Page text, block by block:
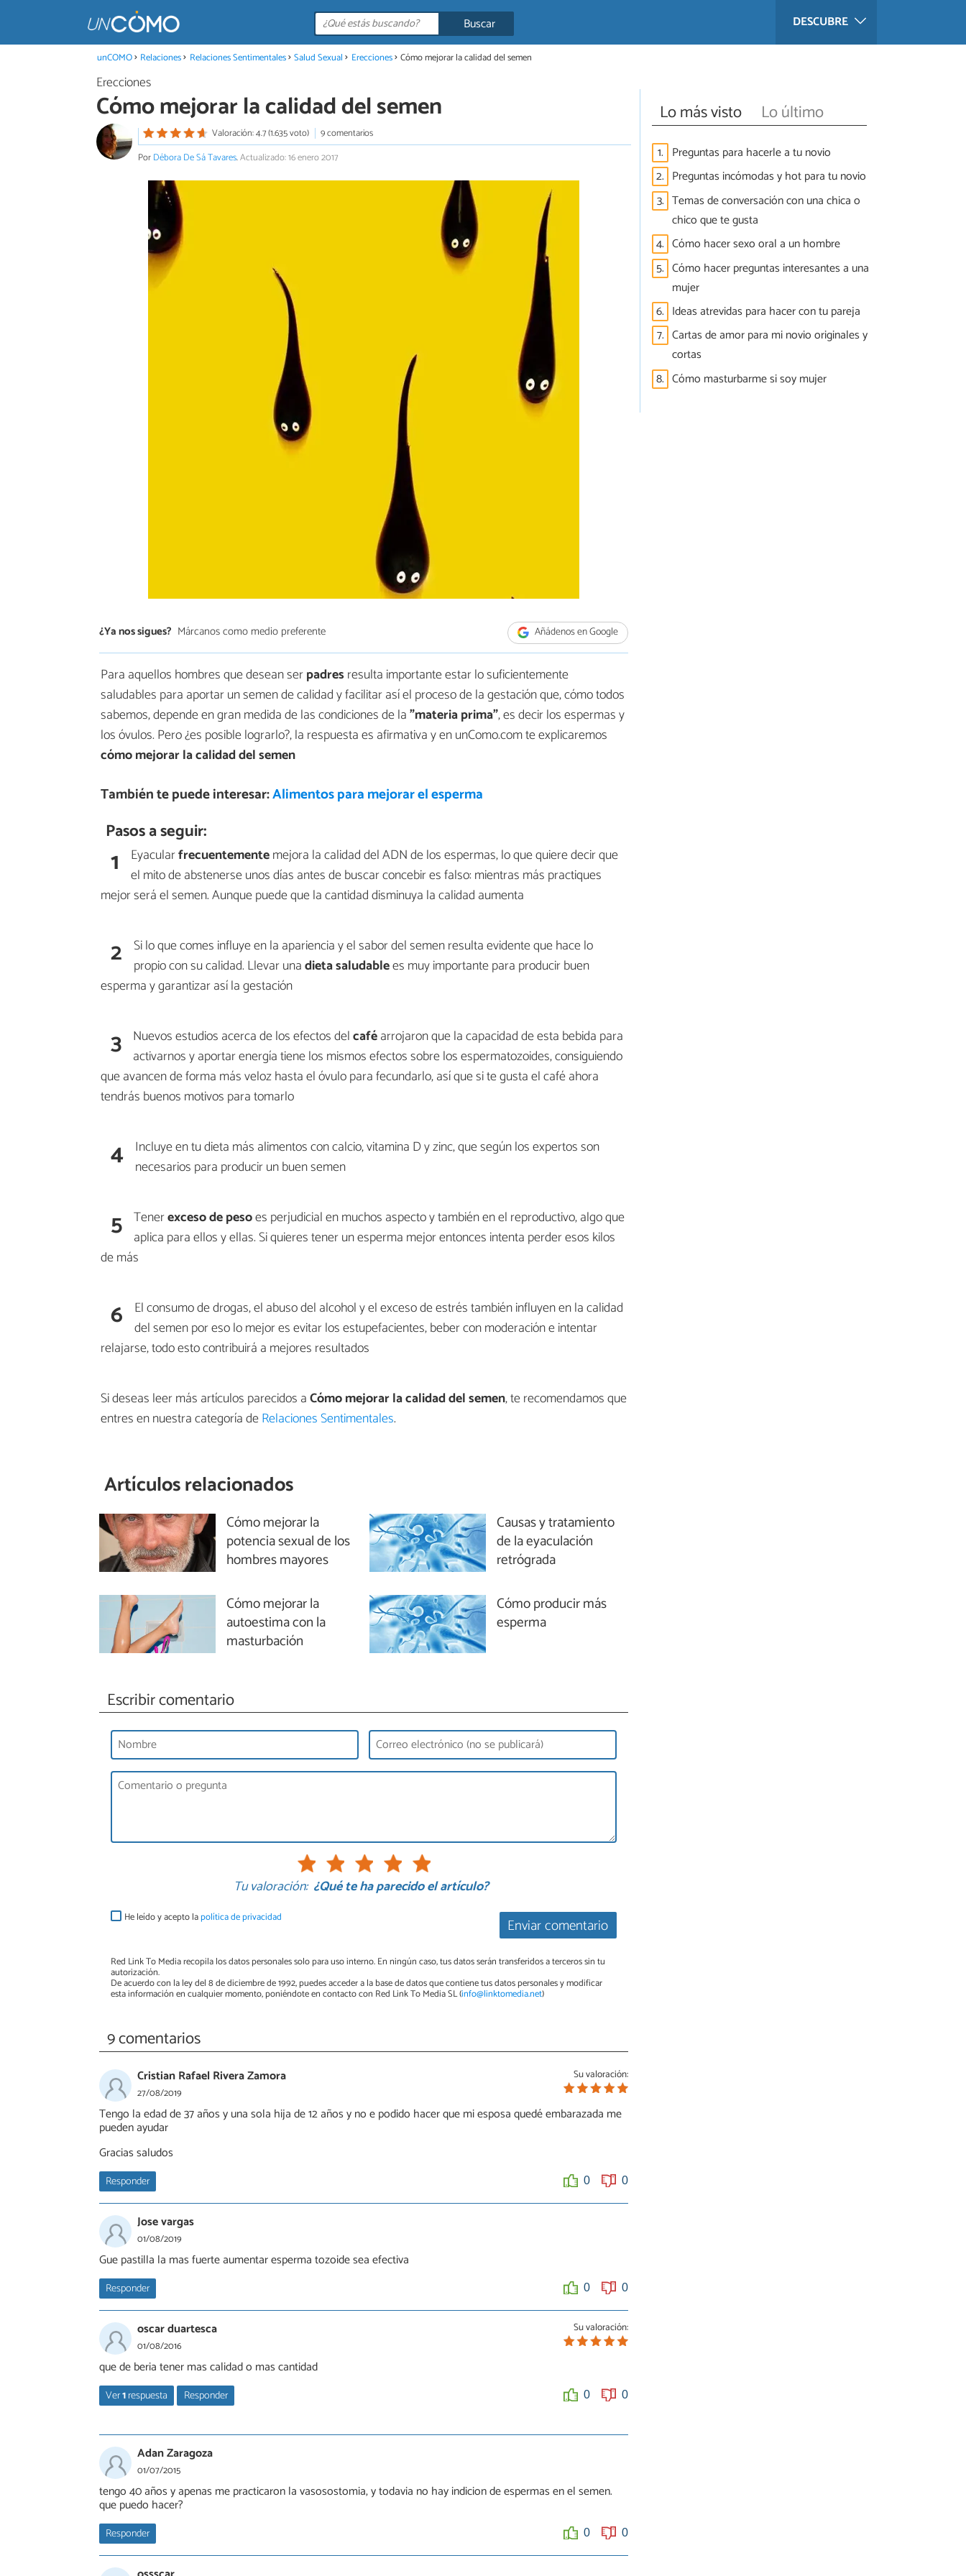
DESCUBRE
Buscar
unCOMO Relaciones Relaciones Sentimentales Salud Sexual Erecciones Cómo mejorar la calidad del semen
Erecciones
Cómo mejorar la calidad del semen
Valoración: 4.7 (1.635 voto)
9 comentarios
PorDébora De Sá Tavares.Actualizado: 16 enero 2017
¿Ya nos sigues? Márcanos como medio preferente Añádenos en Google
Para aquellos hombres que desean serpadres resulta importante estar lo suficientemente
saludables para aportar un semen de calidad y facilitar así el proceso de la gestación que, cómo todos
sabemos, depende en gran medida de las condiciones de la"materia prima", es decir los espermas y
los óvulos. Pero ¿es posible lograrlo?, la respuesta es afirmativa y en unComo.com te explicaremos
cómo mejorar la calidad del semen
También te puede interesar:Alimentos para mejorar el esperma
Pasos a seguir:
1 Eyacularfrecuentementemejora la calidad del ADN de los espermas, lo que quiere decir que
el mito de abstenerse unos días antes de buscar concebir es falso: mientras más practiques
mejor será el semen. Aunque puede que la cantidad disminuya la calidad aumenta
2 Si lo que comes influye en la apariencia y el sabor del semen resulta evidente que hace lo
propio con su calidad. Llevar unadieta saludablees muy importante para producir buen
esperma y garantizar así la gestación
3 Nuevos estudios acerca de los efectos delcaféarrojaron que la capacidad de esta bebida para
activarnos y aportar energía tiene los mismos efectos sobre los espermatozoides, consiguiendo
que avancen de forma más veloz hasta el óvulo para fecundarlo, así que si te gusta el café ahora
tendrás buenos motivos para tomarlo
4 Incluye en tu dieta más alimentos con calcio, vitamina D y zinc, que según los expertos son
necesarios para producir un buen semen
5 Tenerexceso de pesoes perjudicial en muchos aspecto y también en el reproductivo, algo que
aplica para ellos y ellas. Si quieres tener un esperma mejor entonces intenta perder esos kilos
de más
6 El consumo de drogas, el abuso del alcohol y el exceso de estrés también influyen en la calidad
del semen por eso lo mejor es evitar los estupefacientes, beber con moderación e intentar
relajarse, todo esto contribuirá a mejores resultados
Si deseas leer más artículos parecidos aCómo mejorar la calidad del semen, te recomendamos que
entres en nuestra categoría deRelaciones Sentimentales.
Lo más visto Lo último
1. Preguntas para hacerle a tu novio
2. Preguntas incómodas y hot para tu novio
3. Temas de conversación con una chica o
chico que te gusta
4. Cómo hacer sexo oral a un hombre
5. Cómo hacer preguntas interesantes a una
mujer
6. Ideas atrevidas para hacer con tu pareja
7. Cartas de amor para mi novio originales y
cortas
8. Cómo masturbarme si soy mujer
Artículos relacionados
Cómo mejorar la
potencia sexual de los
hombres mayores
Causas y tratamiento
de la eyaculación
retrógrada
Cómo mejorar la
autoestima con la
masturbación
Cómo producir más
esperma
Escribir comentario
Tu valoración: ¿Qué te ha parecido el artículo?
Enviar comentario
He leído y acepto lapolítica de privacidad
Red Link To Media recopila los datos personales solo para uso interno. En ningún caso, tus datos serán transferidos a terceros sin tu
autorización.
De acuerdo con la ley del 8 de diciembre de 1992, puedes acceder a la base de datos que contiene tus datos personales y modificar
esta información en cualquier momento, poniéndote en contacto con Red Link To Media SL (info@linktomedia.net)
9 comentarios
Su valoración:
Cristian Rafael Rivera Zamora
27/08/2019
Tengo la edad de 37 años y una sola hija de 12 años y no e podido hacer que mi esposa quedé embarazada me
pueden ayudar
Gracias saludos
Responder 0 0
Jose vargas
01/08/2019
Gue pastilla la mas fuerte aumentar esperma tozoide sea efectiva
Responder 0 0
Su valoración:
oscar duartesca
01/08/2016
que de beria tener mas calidad o mas cantidad
Ver1respuesta Responder 0 0
Débora De Sá Tavares
02/08/2016
Hola, tanto cantidad como calidad son importantes para un embarazo, por eso ambos factores se mide en
un análisis de esperma. Saludos
Adan Zaragoza
01/07/2015
tengo 40 años y apenas me practicaron la vasosostomia, y todavia no hay indicion de espermas en el semen.
que puedo hacer?
Responder 0 0